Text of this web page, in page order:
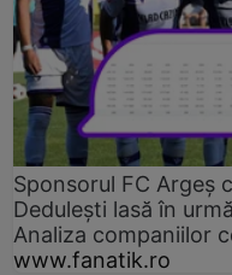
Sponsorul FC Argeș
Dedulești lasă în
Analiza companiilor
www.fanatik.ro